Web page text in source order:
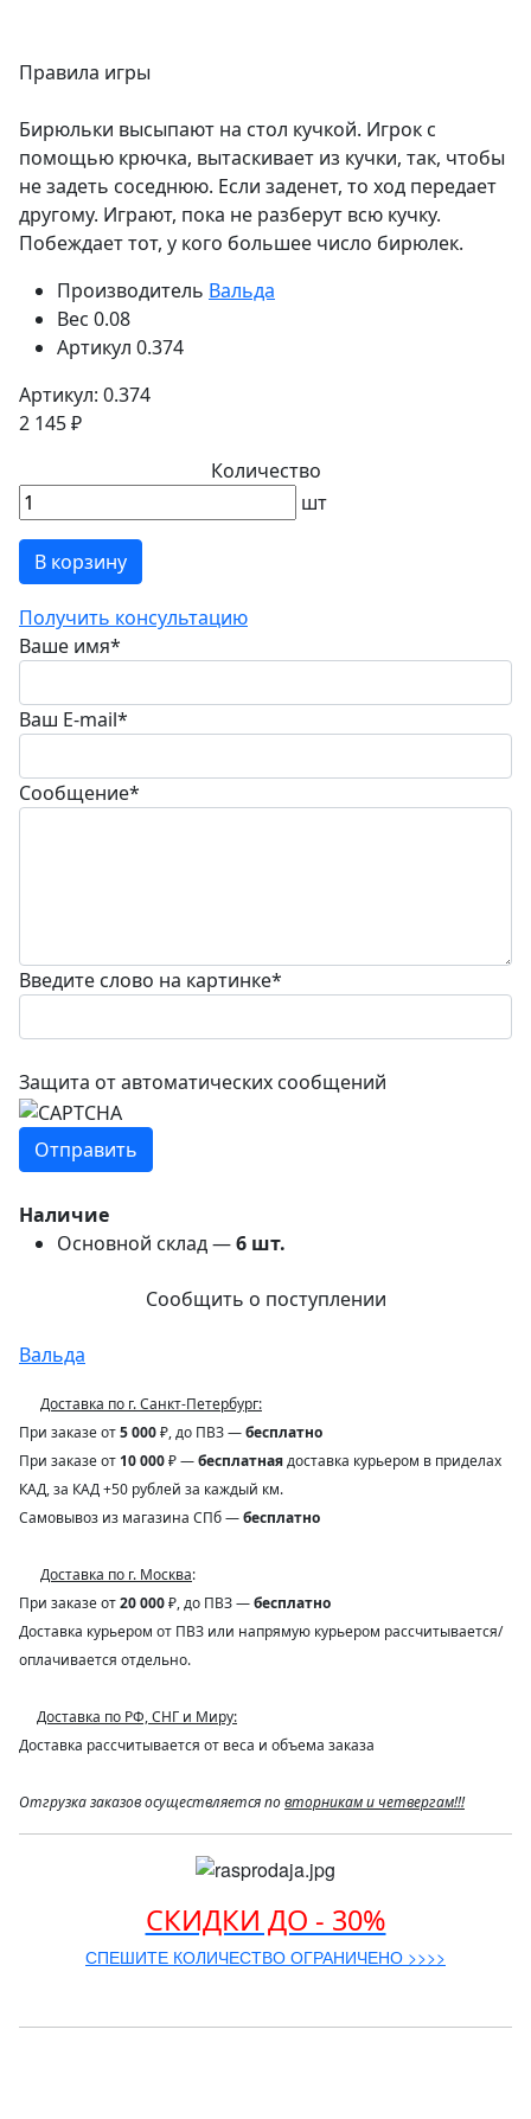
Правила игры
Бирюльки высыпают на стол кучкой. Игрок с
помощью крючка, вытаскивает из кучки, так, чтобы
не задеть соседнюю. Если заденет, то ход передает
другому. Играют, пока не разберут всю кучку.
Побеждает тот, у кого большее число бирюлек.
Производитель Вальда
Вес 0.08
Артикул 0.374
Артикул: 0.374
2 145 ₽
Количество
шт
В корзину
Получить консультацию
Ваше имя*
Ваш E-mail*
Сообщение*
Введите слово на картинке*
Защита от автоматических сообщений
Наличие
Основной склад —6 шт.
Сообщить о поступлении
Вальда
Доставка по г. Санкт-Петербург:
При заказе от5 000₽, до ПВЗ —бесплатно
При заказе от 10 000₽ —бесплатнаядоставка курьером в приделах
КАД, за КАД +50 рублей за каждый км.
Самовывоз из магазина СПб —бесплатно
Доставка по г. Москва:
При заказе от20 000₽, до ПВЗ —бесплатно
Доставка курьером от ПВЗ или напрямую курьером рассчитывается/
оплачивается отдельно.
Доставка по РФ, СНГ и Миру:
Доставка рассчитывается от веса и объема заказа
Отгрузка заказов осуществляется повторникам и четвергам!!!
СКИДКИ ДО - 30%
СПЕШИТЕ КОЛИЧЕСТВО ОГРАНИЧЕНО >>>>